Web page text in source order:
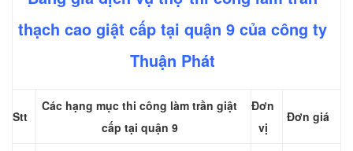
thạch cao giật cấp tại quận 9 của công ty
Thuận Phát
Stt
Các hạng mục thi công làm trần giật
cấp tại quận 9
Đơn
vị
Đơn giá